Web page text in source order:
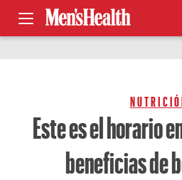
Este es el horario
beneficias de